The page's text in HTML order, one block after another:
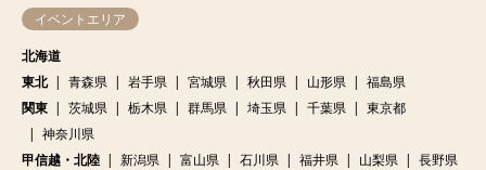
イベントエリア
北海道
東北
青森県 岩手県 宮城県 秋田県 山形県
福島県
関東
茨城県 栃木県 群馬県 埼玉県 千葉県
東京都
神奈川県
甲信越・北陸
新潟県 富山県 石川県 福井県 山梨県
長野県